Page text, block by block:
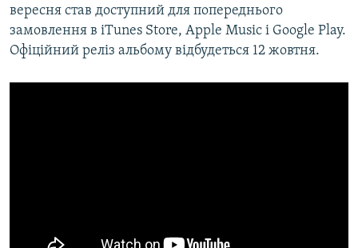
вересня став доступний для попереднього
замовлення в iTunes Store, Apple Music і Google Play.
Офіційний реліз альбому відбудеться 12 жовтня.